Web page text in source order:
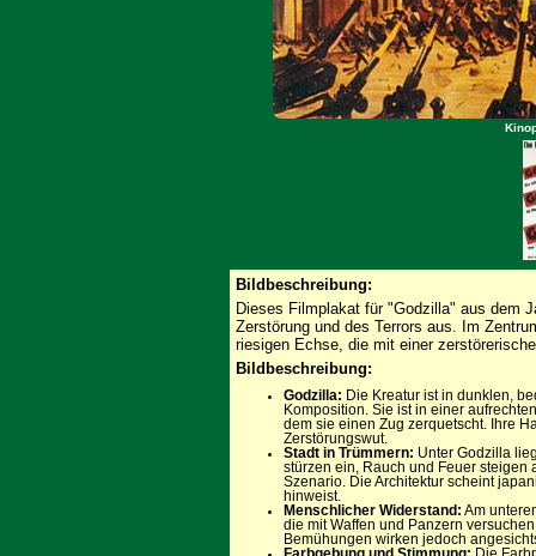
Bildbeschreibung:
Dieses Filmplakat für "Godzilla" aus dem
Zerstörung und des Terrors aus. Im
riesigen Echse, die mit einer
Bildbeschreibung:
Godzilla: Die Kreatur ist in dunklen,
Komposition. Sie ist in einer
dem sie einen Zug zerquetscht. Ihre
Zerstörungswut.
Stadt in Trümmern: Unter Godzilla
stürzen ein, Rauch und Feuer
Szenario. Die Architektur scheint
hinweist.
Menschlicher Widerstand: Am
die mit Waffen und Panzern
Bemühungen wirken jedoch